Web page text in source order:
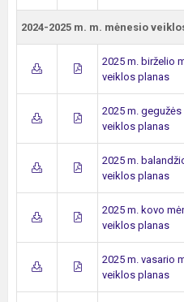
2024-2025 m. m. mėnesio
2025 m. birželio
veiklos planas
2025 m. gegužės
veiklos planas
2025 m.
veiklos planas
2025 m. kovo
veiklos planas
2025 m. vasario
veiklos planas